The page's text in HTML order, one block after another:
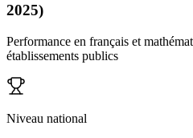
2025)
Performance en français et
établissements publics
Niveau national